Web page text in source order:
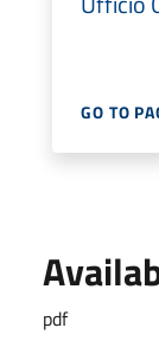
GO TO
pdf